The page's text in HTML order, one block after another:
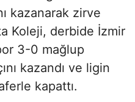
kazanarak zirve
Koleji, derbide İzmir
3-0 mağlup
kazandı ve ligin
kapattı.